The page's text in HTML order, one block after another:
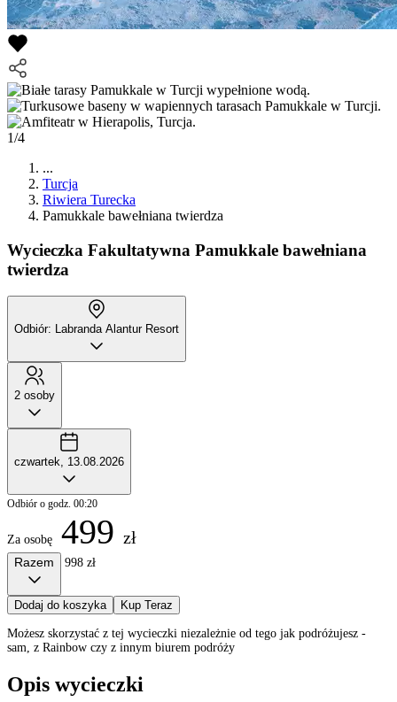
1/4
...
Turcja
Riwiera Turecka
Pamukkale bawełniana twierdza
Wycieczka Fakultatywna Pamukkale bawełniana
twierdza
Odbiór: Labranda Alantur Resort
2 osoby
czwartek, 13.08.2026
Odbiór o godz. 00:20
Za osobę 499 zł
Razem 998 zł
Dodaj do koszyka Kup Teraz
Możesz skorzystać z tej wycieczki niezależnie od tego jak podróżujesz -
sam, z Rainbow czy z innym biurem podróży
Opis wycieczki